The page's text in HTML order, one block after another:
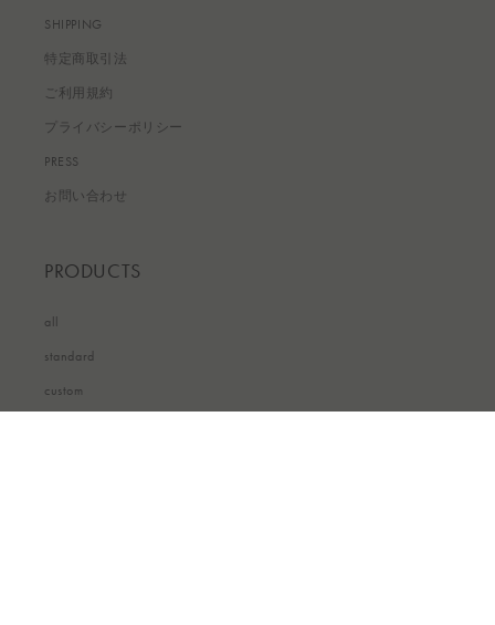
SHIPPING
特定商取引法
ご利用規約
プライバシーポリシー
PRESS
お問い合わせ
PRODUCTS
all
standard
custom